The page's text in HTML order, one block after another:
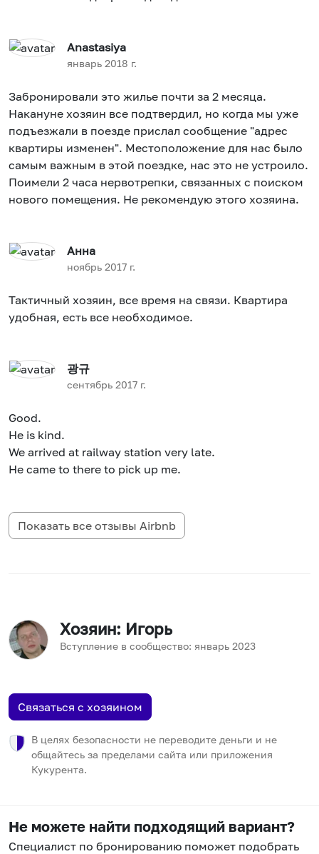
Anastasiya
январь 2018 г.
Забронировали это жилье почти за 2 месяца.
Накануне хозяин все подтвердил, но когда мы уже
подъезжали в поезде прислал сообщение "адрес
квартиры изменен". Местоположение для нас было
самым важным в этой поездке, нас это не устроило.
Поимели 2 часа нервотрепки, связанных с поиском
нового помещения. Не рекомендую этого хозяина.
Анна
ноябрь 2017 г.
Тактичный хозяин, все время на связи. Квартира
удобная, есть все необходимое.
광규
сентябрь 2017 г.
Good.
He is kind.
We arrived at railway station very late.
He came to there to pick up me.
Показать все отзывы Airbnb
Хозяин: Игорь
Вступление в сообщество: январь 2023
Связаться с хозяином
В целях безопасности не переводите деньги и не
общайтесь за пределами сайта или приложения
Кукурента.
Не можете найти подходящий вариант?
Специалист по бронированию поможет подобрать